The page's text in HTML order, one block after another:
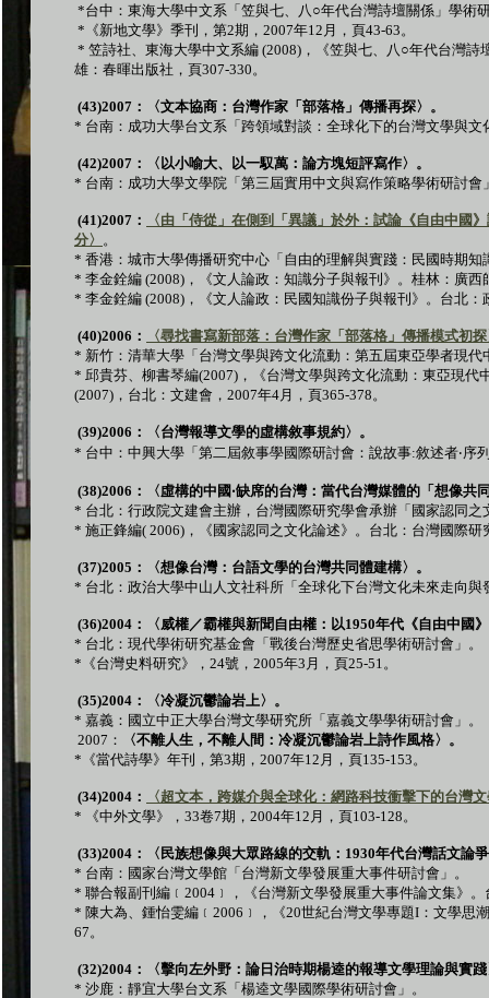
*台中：東海大學中文系「笠與七、八○年代台灣詩壇關係」學術
* 《新地文學》季刊，第2期， 2007年12 月，頁43-63。
* 笠詩社、東海大學中文系編 (2008) ，《笠與七、八○年代台灣
雄：春暉出版社，頁307-330。
(43)2007 ：〈文本協商：台灣作家「部落格」傳播再探〉。
* 台南：成功大學台文系「跨領域對談：全球化下的台灣文學與
(42)2007 ：〈以小喻大、以一馭萬：論方塊短評寫作〉。
* 台南：成功大學文學院「第三屆實用中文與寫作策略學術研討會
(41)2007 ：
〈由「侍從」在側到「異議」於外：試論《自由中國
分〉 。
* 香港：城市大學傳播研究中心「自由的理解與實踐：民國時期知
* 李金銓編 (2008) ，《文人論政：知識分子與報刊》。桂林：廣
* 李金銓編 (2008)，《文人論政：民國知識份子與報刊》。台北：
(40)2006 ：
〈尋找書寫新部落：台灣作家「部落格」傳播模式初
* 新竹：清華大學「台灣文學與跨文化流動：第五屆東亞學者現
* 邱貴芬、柳書琴編(2007) ，《台灣文學與跨文化流動：東亞現代
(2007) ，台北：文建會， 2007年4月，頁365-378。
(39)2006 ：〈台灣報導文學的虛構敘事規約〉。
* 台中：中興大學「第二屆敘事學國際研討會：說故事:敘述者‧序
(38)2006 ：〈虛構的中國 ‧缺席的台灣：當代台灣媒體的「想像共
* 台北：行政院文建會主辦，台灣國際研究學會承辦「國家認同之
* 施正鋒編( 2006) ，《國家認同之文化論述》。台北：台灣國際研
(37)2005 ：〈想像台灣：台語文學的台灣共同體建構〉。
* 台北：政治大學中山人文社科所「全球化下台灣文化未來走向與
(36)2004 ：〈威權／霸權與新聞自由權：以1950年代《自由中國
* 台北：現代學術研究基金會「戰後台灣歷史省思學術研討會」。
* 《台灣史料研究》， 24號， 2005年3 月，頁25-51。
(35)2004 ：〈冷凝沉鬱論岩上〉。
* 嘉義：國立中正大學台灣文學研究所「嘉義文學學術研討會」。
2007 ：
〈不離人生，不離人間：冷凝沉鬱論岩上詩作風格〉。
* 《當代詩學》年刊，第3期， 2007年12 月，頁135-153。
(34)2004 ：
〈超文本，跨媒介與全球化：網路科技衝擊下的台灣
*
《中外文學》， 33卷7期， 2004年12 月，頁103-128。
(33)2004 ：〈民族想像與大眾路線的交軌： 1930年代台灣話文論
* 台南：國家台灣文學館「台灣新文學發展重大事件研討會」。
* 聯合報副刊編﹝ 2004 ﹞，《台灣新文學發展重大事件論文集》
* 陳大為、鍾怡雯編﹝ 2006 ﹞，《20世紀台灣文學專題I ：文學思
67。
(32)2004 ：〈擊向左外野：論日治時期楊逵的報導文學理論與實
* 沙鹿：靜宜大學台文系「楊逵文學國際學術研討會」。